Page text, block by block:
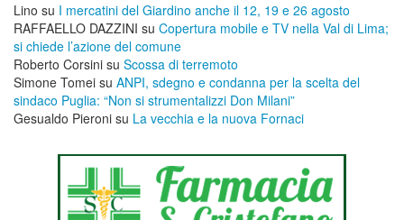
Lino su I mercatini del Giardino anche il 12, 19 e 26 agosto
RAFFAELLO DAZZINI su ​Copertura mobile e TV nella Val di Lima;
si chiede l’azione del comune
Roberto Corsini su Scossa di terremoto
Simone Tomei su ANPI, sdegno e condanna per la scelta del
sindaco Puglia: “Non si strumentalizzi Don Milani”
Gesualdo Pieroni su La vecchia e la nuova Fornaci